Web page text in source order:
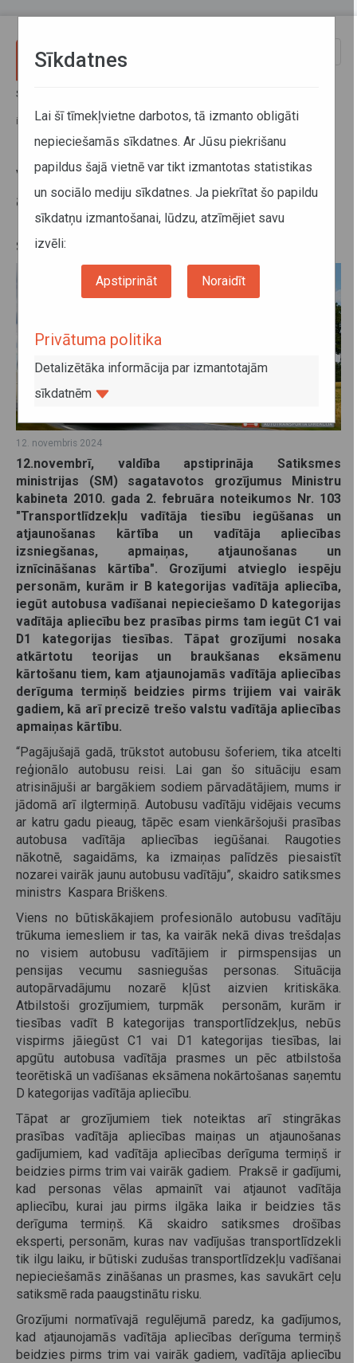
Sākums
iegūšanai; papildu prasības ceļu satiksmes drošības uzlabošanai
Vienkāršos kārtību D kategorijas
autobusa vadītāja apliecību
iegūšanai; papildu prasības ceļu
satiksmes drošības uzlabošanai
12. novembris 2024
12.novembrī, valdība apstiprināja Satiksmes
ministrijas (SM) sagatavotos grozījumus Ministru
kabineta 2010. gada 2. februāra noteikumos Nr. 103
"Transportlīdzekļu vadītāja tiesību iegūšanas un
atjaunošanas kārtība un vadītāja apliecības
izsniegšanas, apmaiņas, atjaunošanas un
iznīcināšanas kārtība". Grozījumi atvieglo iespēju
personām, kurām ir B kategorijas vadītāja apliecība,
iegūt autobusa vadīšanai nepieciešamo D kategorijas
vadītāja apliecību bez prasības pirms tam iegūt C1 vai
D1 kategorijas tiesības. Tāpat grozījumi nosaka
atkārtotu teorijas un braukšanas eksāmenu
kārtošanu tiem, kam atjaunojamās vadītāja apliecības
derīguma termiņš beidzies pirms trijiem vai vairāk
gadiem, kā arī precizē trešo valstu vadītāja apliecības
apmaiņas kārtību.
“Pagājušajā gadā, trūkstot autobusu šoferiem, tika atcelti
reģionālo autobusu reisi. Lai gan šo situāciju esam
atrisinājuši ar bargākiem sodiem pārvadātājiem, mums ir
jādomā arī ilgtermiņā. Autobusu vadītāju vidējais vecums
ar katru gadu pieaug, tāpēc esam vienkāršojuši prasības
autobusa vadītāja apliecības iegūšanai. Raugoties
nākotnē, sagaidāms, ka izmaiņas palīdzēs piesaistīt
nozarei vairāk jaunu autobusu vadītāju”, skaidro satiksmes
ministrs Kaspara Briškens.
Viens no būtiskākajiem profesionālo autobusu vadītāju
trūkuma iemesliem ir tas, ka vairāk nekā divas trešdaļas
no visiem autobusu vadītājiem ir pirmspensijas un
pensijas vecumu sasniegušas personas. Situācija
autopārvadājumu nozarē kļūst aizvien kritiskāka.
Atbilstoši grozījumiem, turpmāk personām, kurām ir
tiesības vadīt B kategorijas transportlīdzekļus, nebūs
vispirms jāiegūst C1 vai D1 kategorijas tiesības, lai
apgūtu autobusa vadītāja prasmes un pēc atbilstoša
teorētiskā un vadīšanas eksāmena nokārtošanas saņemtu
D kategorijas vadītāja apliecību.
Tāpat ar grozījumiem tiek noteiktas arī stingrākas
prasības vadītāja apliecības maiņas un atjaunošanas
gadījumiem, kad vadītāja apliecības derīguma termiņš ir
beidzies pirms trim vai vairāk gadiem. Praksē ir gadījumi,
kad personas vēlas apmainīt vai atjaunot vadītāja
apliecību, kurai jau pirms ilgāka laika ir beidzies tās
derīguma termiņš. Kā skaidro satiksmes drošības
eksperti, personām, kuras nav vadījušas transportlīdzekli
tik ilgu laiku, ir būtiski zudušas transportlīdzekļu vadīšanai
nepieciešamās zināšanas un prasmes, kas savukārt ceļu
satiksmē rada paaugstinātu risku.
Grozījumi normatīvajā regulējumā paredz, ka gadījumos,
kad atjaunojamās vadītāja apliecības derīguma termiņš
beidzies pirms trim vai vairāk gadiem, vadītāja apliecību
Sīkdatnes
Lai šī tīmekļvietne darbotos, tā izmanto obligāti
nepieciešamās sīkdatnes. Ar Jūsu piekrišanu
papildus šajā vietnē var tikt izmantotas statistikas
un sociālo mediju sīkdatnes. Ja piekrītat šo papildu
sīkdatņu izmantošanai, lūdzu, atzīmējiet savu
izvēli:
Apstiprināt Noraidīt
Privātuma politika
Detalizētāka informācija par izmantotajām
sīkdatnēm